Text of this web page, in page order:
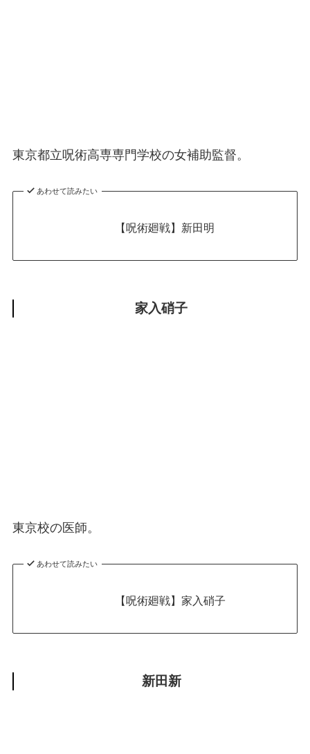
東京都立呪術高専専門学校の女補助監督。
あわせて読みたい
【呪術廻戦】新田明
家入硝子
東京校の医師。
あわせて読みたい
【呪術廻戦】家入硝子
新田新